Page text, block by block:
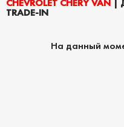
TRADE-IN
На данный